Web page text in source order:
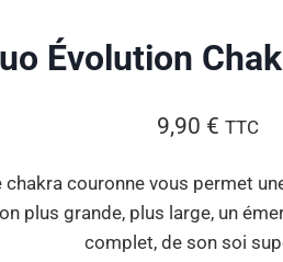
Évolution
9,90 € TTC
chakra couronne vous permet
plus grande, plus large, un
complet, de son soi